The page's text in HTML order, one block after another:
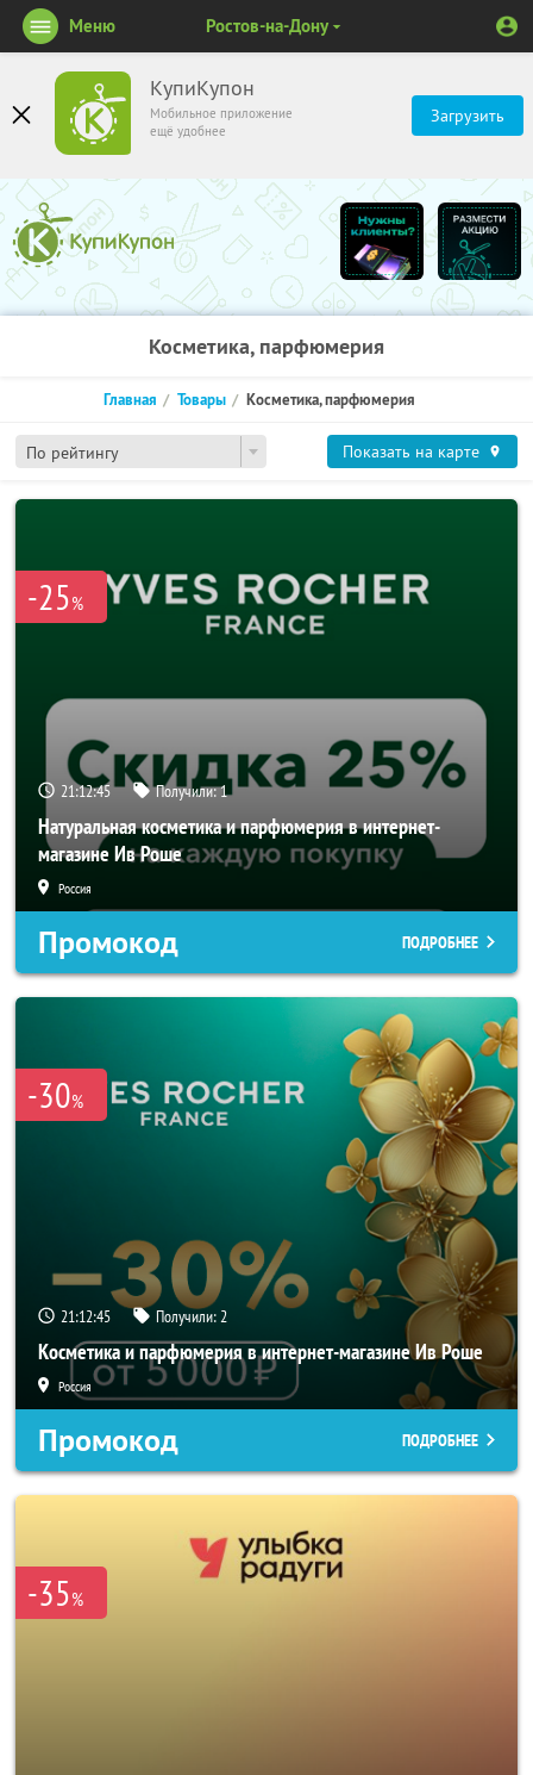
КупиКупон
Мобильное приложение
ещё удобнее
Загрузить
Меню Ростов-на-Дону
Косметика, парфюмерия
По рейтингу
Главная Товары Косметика, парфюмерия
Показать на карте
-25%
21:12:45 Получили:1
Натуральная косметика и парфюмерия в интернет-
магазине Ив Роше
Россия
Промокод ПОДРОБНЕЕ
-30%
21:12:45 Получили:2
Косметика и парфюмерия в интернет-магазине Ив Роше
Россия
Промокод ПОДРОБНЕЕ
-35%